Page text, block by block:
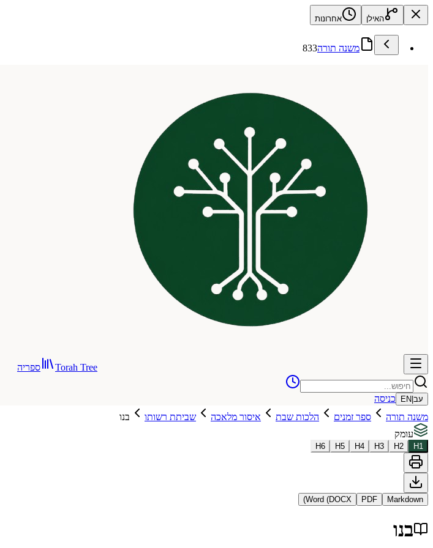
האילן אחרונות
משנה תורה833
Torah Tree ספריה
עב EN
כניסה
משנה תורה
ספר זמנים הלכות שבת איסור מלאכה שביתת רשותו
בנו
עומק
H1
H2
H3
H4
H5
H6
Markdown
PDF
Word (DOCX)
בנו